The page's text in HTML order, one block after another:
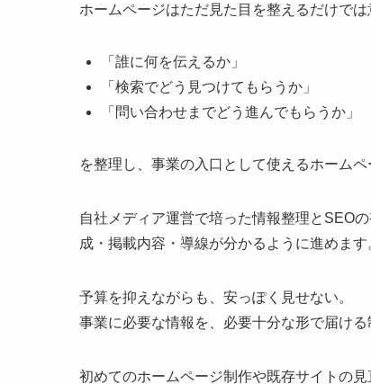
ホームページはただ見た目を整えるだけでは
「誰に何を伝えるか」
「検索でどう見つけてもらうか」
「問い合わせまでどう進んでもらうか」
を整理し、事業の入口として使えるホームペ
自社メディア運営で培った情報整理とSEO
成・掲載内容・導線が分かるように進めます
予算を抑えながらも、安っぽく見せない。
事業に必要な情報を、必要十分な形で届ける
初めてのホームページ制作や既存サイトの